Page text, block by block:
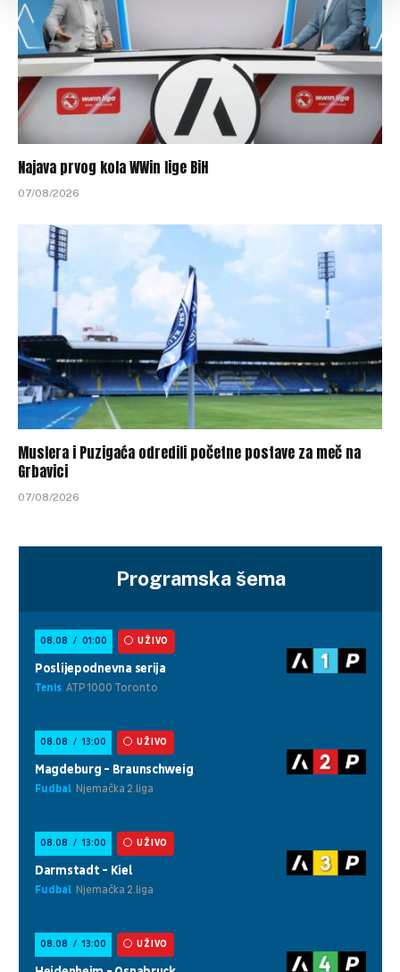
Najava prvog kola WWin lige BiH
07/08/2026
Muslera i Puzigaća odredili početne postave za meč na
Grbavici
07/08/2026
Programska šema